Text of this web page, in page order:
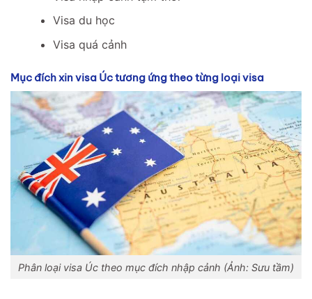
Visa du học
Visa quá cảnh
Mục đích xin visa Úc tương ứng theo từng loại visa
Phân loại visa Úc theo mục đích nhập cảnh (Ảnh: Sưu tầm)